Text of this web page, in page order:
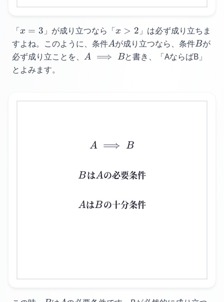
「x=3
x = 3 」が成り立つなら「x>2
x > 2 」は必ず成り立ちま
すよね。 このように、条件A
Aが成り立つなら、条件B
Bが
必ず成り立ことを、
A
A ⟹ Bと書き、「AならばB」
とよみます。
A \implies B
A ⟹ B
B
BはA
Aの必要条件
A
AはB
Bの十分条件